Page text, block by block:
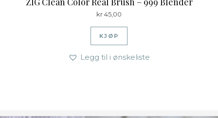
kr45,00
KJØP
Legg til i ønskeliste